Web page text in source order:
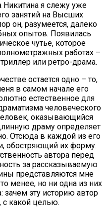
Никитина я слежу уже
занятий на Высших
он, разумеется, далеко
опытов. Появилась
чутье, которое
работах –
или ретро-драма.
остается одно – то,
в самом начале его
естественное для
человеческого
оказывающийся
драму определяет
Отсюда в каждой из его
обостряющий их форму.
автора перед
за рассказываемую
представляются мне
менее, но ни одна из них
эту историю автор
с какой целью.